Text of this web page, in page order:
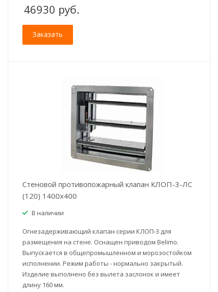
46930 руб.
Заказать
Стеновой противопожарный клапан КЛОП-3-ЛС
(120) 1400x400
В наличии
Огнезадерживающий клапан серии КЛОП-3 для
размещения на стене. Оснащен приводом Belimo.
Выпускается в общепромышленном и морозостойком
исполнении. Режим работы - нормально закрытый.
Изделие выполнено без вылета заслонок и имеет
длину 160 мм.